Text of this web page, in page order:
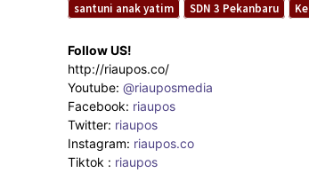
santuni anak yatim SDN 3 Pekanbaru
Follow US!
http://riaupos.co/
Youtube: @riauposmedia
Facebook: riaupos
Twitter: riaupos
Instagram: riaupos.co
Tiktok : riaupos